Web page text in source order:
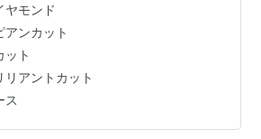
足いかない眼になってしまうとい
、他の宝石には目もくれず、他の宝
用意してあった資金は全て、愛しの
モンドに投資するのが私のやり方だ
判断しまして、気になるもので大粒
、仕立てたいデザイ…
ヤモンド
アンカット
ット
アントカット
ス